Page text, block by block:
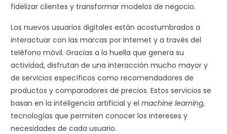
fidelizar clientes y transformar modelos de negocio.
Los nuevos usuarios digitales están acostumbrados a
interactuar con las marcas por Internet y a través del
teléfono móvil. Gracias a la huella que genera su
actividad, disfrutan de una interacción mucho mayor y
de servicios específicos como recomendadores de
productos y comparadores de precios. Estos servicios se
basan en la inteligencia artificial y el machine learning,
tecnologías que permiten conocer los intereses y
necesidades de cada usuario.